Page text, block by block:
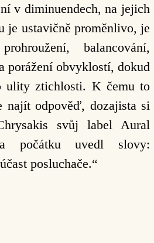
v diminuendech, na jejich
je ustavičně proměnlivo, je
balancování,
porážení obvyklostí, dokud
ulity ztichlosti. K čemu to
najít odpověď, dozajista si
svůj label Aural
počátku uvedl slovy:
posluchače.“